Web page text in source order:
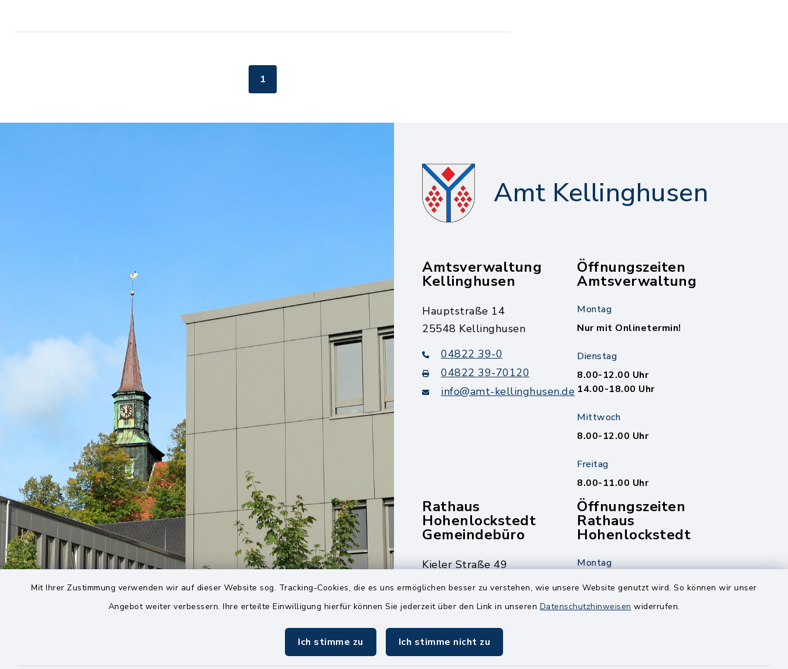
Mit Ihrer Zustimmung verwenden wir auf dieser Website sog. Tracking-Cookies, die es uns ermöglichen besser zu verstehen, wie unsere Website genutzt wird. So können wir unser
Angebot weiter verbessern. Ihre erteilte Einwilligung hierfür können Sie jederzeit über den Link in unseren Datenschutzhinweisen widerrufen.
Ich stimme zu Ich stimme nicht zu
1
Amt Kellinghusen
Amtsverwaltung
Kellinghusen
Hauptstraße 14
25548 Kellinghusen
04822 39-0
04822 39-70120
info@amt-kellinghusen.de
Öffnungszeiten
Amtsverwaltung
Montag
Nur mit Onlinetermin!
Dienstag
8.00-12.00 Uhr
14.00-18.00 Uhr
Mittwoch
8.00-12.00 Uhr
Freitag
8.00-11.00 Uhr
Rathaus
Hohenlockstedt
Gemeindebüro
Kieler Straße 49
25551 Hohenlockstedt
04826 30-0
04826 30-15
info@amt-kellinghusen.de
Öffnungszeiten
Rathaus
Hohenlockstedt
Montag
Nur mit Onlinetermin!
Dienstag